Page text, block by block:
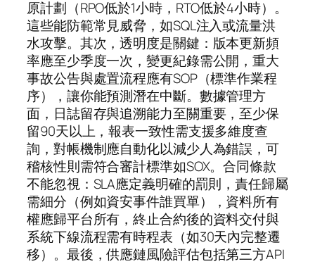
原計劃（RPO低於1小時，RTO低於4小時）。
這些能防範常見威脅，如SQL注入或流量洪
水攻擊。其次，透明度是關鍵：版本更新頻
率應至少季度一次，變更紀錄需公開，重大
事故公告與處置流程應有SOP（標準作業程
序），讓你能預測潛在中斷。數據管理方
面，日誌留存與追溯能力至關重要，至少保
留90天以上，報表一致性需支援多維度查
詢，對帳機制應自動化以減少人為錯誤，可
稽核性則需符合審計標準如SOX。合同條款
不能忽視：SLA應定義明確的罰則，責任歸屬
需細分（例如資安事件誰買單），資料所有
權應歸平台所有，終止合約後的資料交付與
系統下線流程需有時程表（如30天內完整遷
移）。最後，供應鏈風險評估包括第三方API